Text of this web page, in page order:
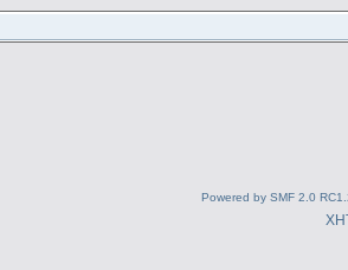
Powered by SMF 2.0